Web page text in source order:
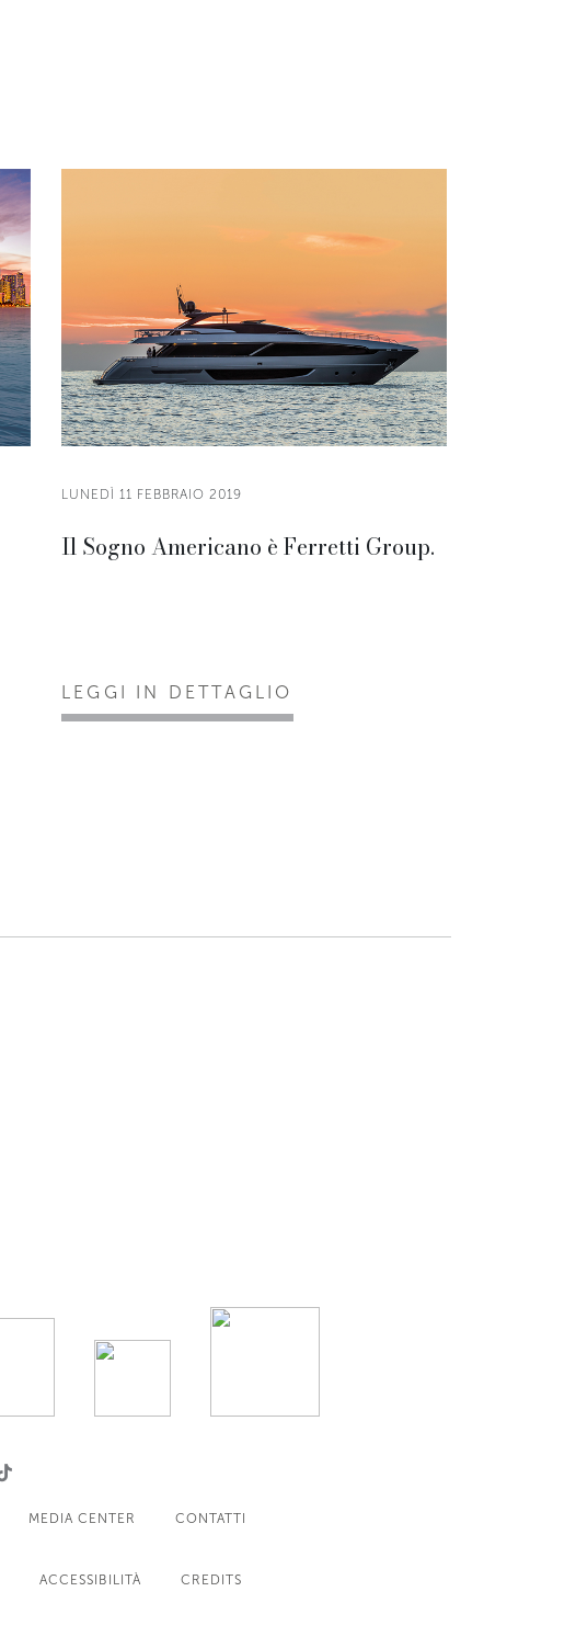
LUNEDÌ 11 FEBBRAIO 2019
Il Sogno Americano è Ferretti Group.
LEGGI IN DETTAGLIO
MEDIA CENTER CONTATTI
ACCESSIBILITÀ CREDITS